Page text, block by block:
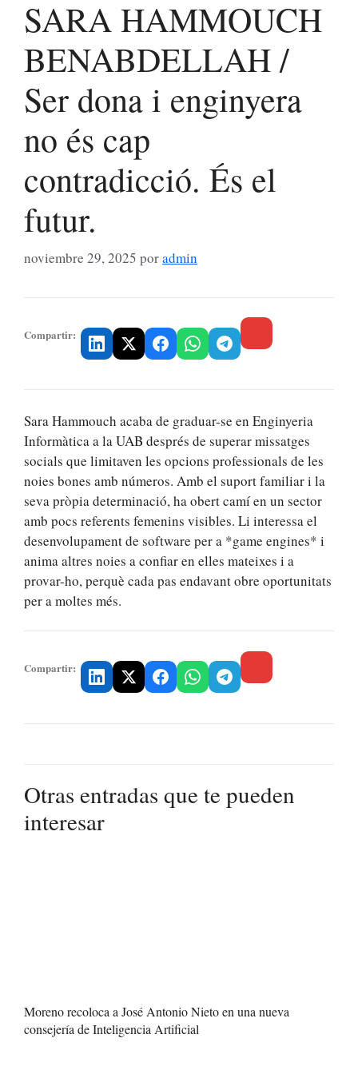
SARA HAMMOUCH
BENABDELLAH /
Ser dona i enginyera
no és cap
contradicció. És el
futur.
noviembre 29, 2025 poradmin
Compartir:
Sara Hammouch acaba de graduar-se en Enginyeria
Informàtica a la UAB després de superar missatges
socials que limitaven les opcions professionals de les
noies bones amb números. Amb el suport familiar i la
seva pròpia determinació, ha obert camí en un sector
amb pocs referents femenins visibles. Li interessa el
desenvolupament de software per a *game engines* i
anima altres noies a confiar en elles mateixes i a
provar-ho, perquè cada pas endavant obre oportunitats
per a moltes més.
Compartir:
Otras entradas que te pueden
interesar
Moreno recoloca a José Antonio Nieto en una nueva
consejería de Inteligencia Artificial